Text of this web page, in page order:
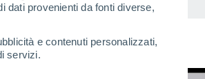
dati provenienti da fonti diverse,
e contenuti personalizzati,
servizi.